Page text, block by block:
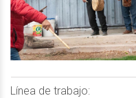
Línea de trabajo: